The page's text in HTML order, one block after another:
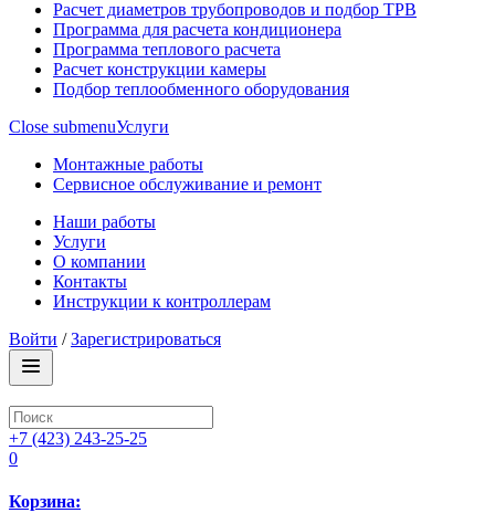
Расчет диаметров трубопроводов и подбор ТРВ
Программа для расчета кондиционера
Программа теплового расчета
Расчет конструкции камеры
Подбор теплообменного оборудования
Close submenuУслуги
Монтажные работы
Сервисное обслуживание и ремонт
Наши работы
Услуги
О компании
Контакты
Инструкции к контроллерам
Войти /Зарегистрироваться
+7 (423) 243-25-25
0
Корзина: